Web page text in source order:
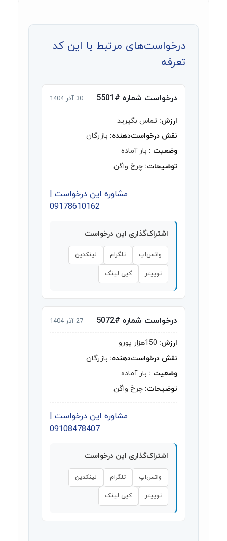
درخواست‌های مرتبط با این کد
تعرفه
درخواست شماره #5501 30 آذر 1404
ارزش: تماس بگیرید
نقش درخواست‌دهنده: بازرگان
وضعیت : بار آماده
توضیحات: چرخ واگن
مشاوره این درخواست |
09178610162
اشتراک‌گذاری این درخواست
واتس‌اپ تلگرام لینکدین
توییتر کپی لینک
درخواست شماره #5072 27 آذر 1404
ارزش:
نقش درخواست‌دهنده: بازرگان
وضعیت : بار آماده
توضیحات: چرخ واگن
مشاوره این درخواست |
09108478407
اشتراک‌گذاری این درخواست
واتس‌اپ تلگرام لینکدین
توییتر کپی لینک